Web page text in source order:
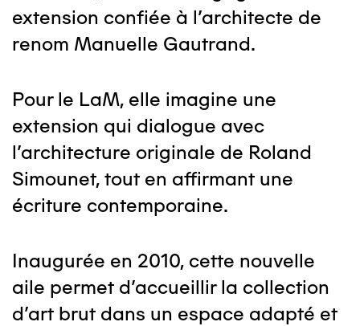
extension confiée à l’architecte de
renom Manuelle Gautrand.
Pour le LaM, elle imagine une
extension qui dialogue avec
l’architecture originale de Roland
Simounet, tout en affirmant une
écriture contemporaine.
Inaugurée en 2010, cette nouvelle
aile permet d’accueillir la collection
d’art brut dans un espace adapté et